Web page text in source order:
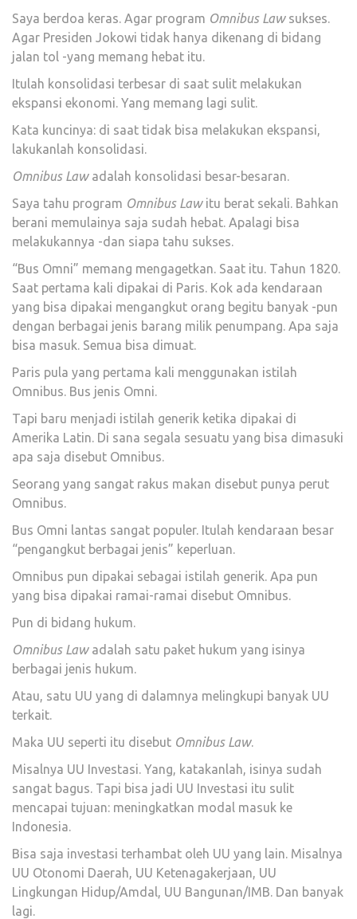
Saya berdoa keras. Agar program Omnibus Lawsukses.
Agar Presiden Jokowi tidak hanya dikenang di bidang
jalan tol -yang memang hebat itu.
Itulah konsolidasi terbesar di saat sulit melakukan
ekspansi ekonomi. Yang memang lagi sulit.
Kata kuncinya: di saat tidak bisa melakukan ekspansi,
lakukanlah konsolidasi.
Omnibus Lawadalah konsolidasi besar-besaran.
Saya tahu program Omnibus Lawitu berat sekali. Bahkan
berani memulainya saja sudah hebat. Apalagi bisa
melakukannya -dan siapa tahu sukses.
“Bus Omni” memang mengagetkan. Saat itu. Tahun 1820.
Saat pertama kali dipakai di Paris. Kok ada kendaraan
yang bisa dipakai mengangkut orang begitu banyak -pun
dengan berbagai jenis barang milik penumpang. Apa saja
bisa masuk. Semua bisa dimuat.
Paris pula yang pertama kali menggunakan istilah
Omnibus. Bus jenis Omni.
Tapi baru menjadi istilah generik ketika dipakai di
Amerika Latin. Di sana segala sesuatu yang bisa dimasuki
apa saja disebut Omnibus.
Seorang yang sangat rakus makan disebut punya perut
Omnibus.
Bus Omni lantas sangat populer. Itulah kendaraan besar
“pengangkut berbagai jenis” keperluan.
Omnibus pun dipakai sebagai istilah generik. Apa pun
yang bisa dipakai ramai-ramai disebut Omnibus.
Pun di bidang hukum.
Omnibus Lawadalah satu paket hukum yang isinya
berbagai jenis hukum.
Atau, satu UU yang di dalamnya melingkupi banyak UU
terkait.
Maka UU seperti itu disebut Omnibus Law.
Misalnya UU Investasi. Yang, katakanlah, isinya sudah
sangat bagus. Tapi bisa jadi UU Investasi itu sulit
mencapai tujuan: meningkatkan modal masuk ke
Indonesia.
Bisa saja investasi terhambat oleh UU yang lain. Misalnya
UU Otonomi Daerah, UU Ketenagakerjaan, UU
Lingkungan Hidup/Amdal, UU Bangunan/IMB. Dan banyak
lagi.